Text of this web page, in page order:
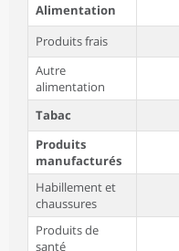
Alimentation
Produits frais
Autre
alimentation
Tabac
Produits
manufacturés
Habillement et
chaussures
Produits de
santé